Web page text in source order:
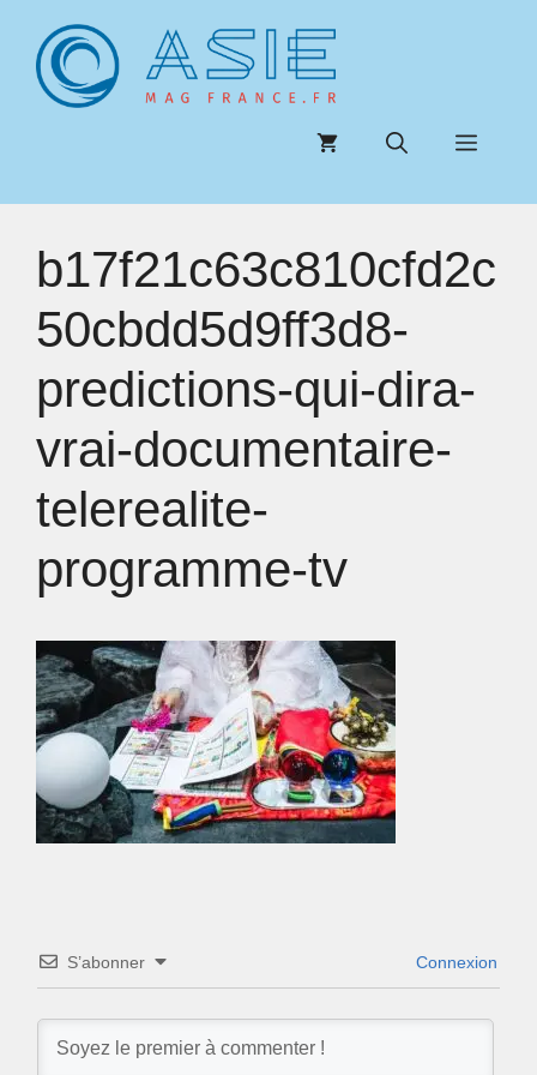
contenu
Menu
b17f21c63c810cfd2c
50cbdd5d9ff3d8-
predictions-qui-dira-
vrai-documentaire-
telerealite-
programme-tv
S’abonner Connexion